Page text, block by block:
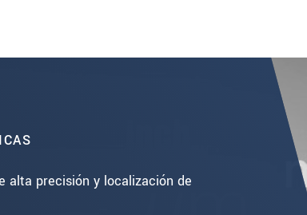
alta precisión y localización de